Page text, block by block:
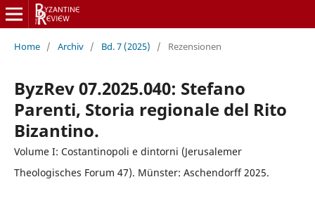
Home / Archiv / Bd. 7 (2025) / Rezensionen
ByzRev 07.2025.040: Stefano
Parenti, Storia regionale del Rito
Bizantino.
Volume I: Co­stantinopoli e dintorni (Jerusalemer
Theologisches Forum 47). Münster: Aschendorff 2025.